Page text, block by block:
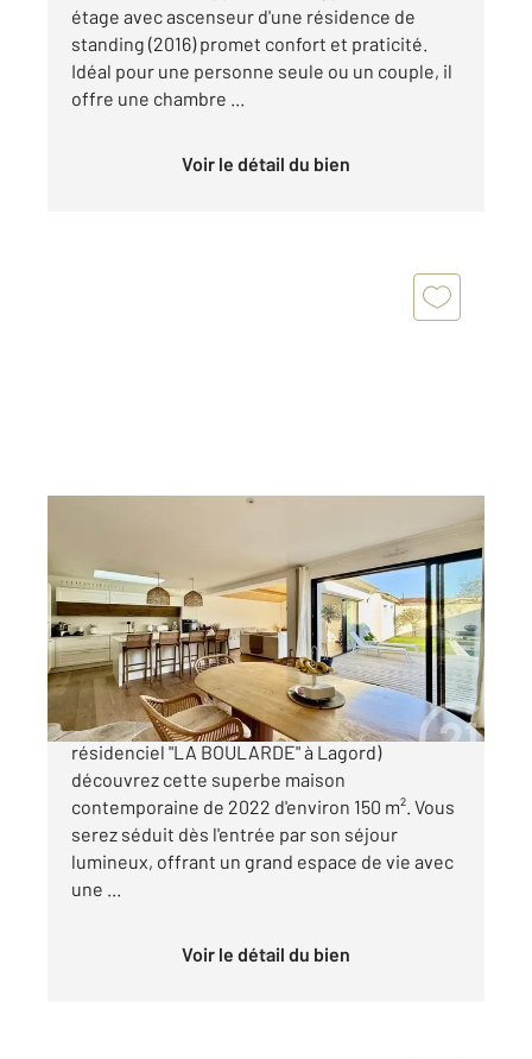
étage avec ascenseur d'une résidence de
standing (2016) promet confort et praticité.
Idéal pour une personne seule ou un couple, il
offre une chambre ...
Voir le détail du bien
Ref : 18431
Maison à vendre
757 375 €
A L'Houmeau ( proximité du quartier
résidenciel "LA BOULARDE" à Lagord)
découvrez cette superbe maison
contemporaine de 2022 d'environ 150 m². Vous
serez séduit dès l'entrée par son séjour
lumineux, offrant un grand espace de vie avec
une ...
Voir le détail du bien